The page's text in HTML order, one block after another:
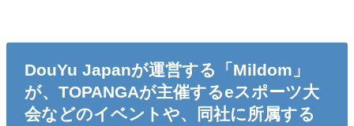
DouYu Japanが運営する「Mildom」
が、TOPANGAが主催するeスポーツ大
会などのイベントや、同社に所属する